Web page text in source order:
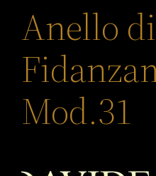
Anello di
Mod.31